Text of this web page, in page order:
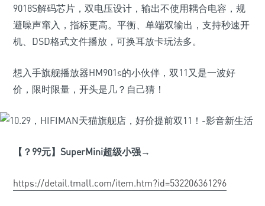
9018S解码芯片，双电压设计，输出不使用耦合电容，规
避噪声窜入，指标更高。平衡、单端双输出，支持秒速开
机、DSD格式文件播放，可换耳放卡玩法多。
想入手旗舰播放器HM901s的小伙伴，双11又是一波好
价，限时限量，开头是几？自己猜！
【？99元】SuperMini超级小强→
https://detail.tmall.com/item.htm?id=532206361296